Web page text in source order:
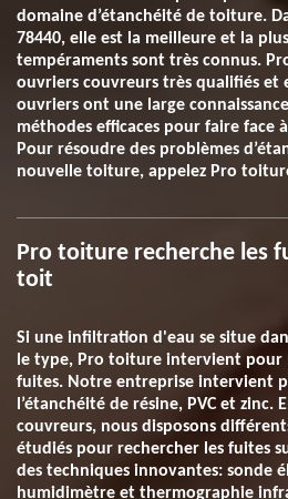
domaine d’étanchéité de toiture.
78440, elle est la meilleure et la
tempéraments sont très connus.
ouvriers couvreurs très qualifiés et
ouvriers ont une large
méthodes efficaces pour faire face
Pour résoudre des problèmes
nouvelle toiture, appelez Pro
Pro toiture recherche les
toit
Si une infiltration d'eau se situe
le type, Pro toiture intervient pour
fuites. Notre entreprise intervient
l’étanchéité de résine, PVC et
couvreurs, nous disposons
étudiés pour rechercher les fuites
des techniques innovantes: sonde
humidimètre et thermographie